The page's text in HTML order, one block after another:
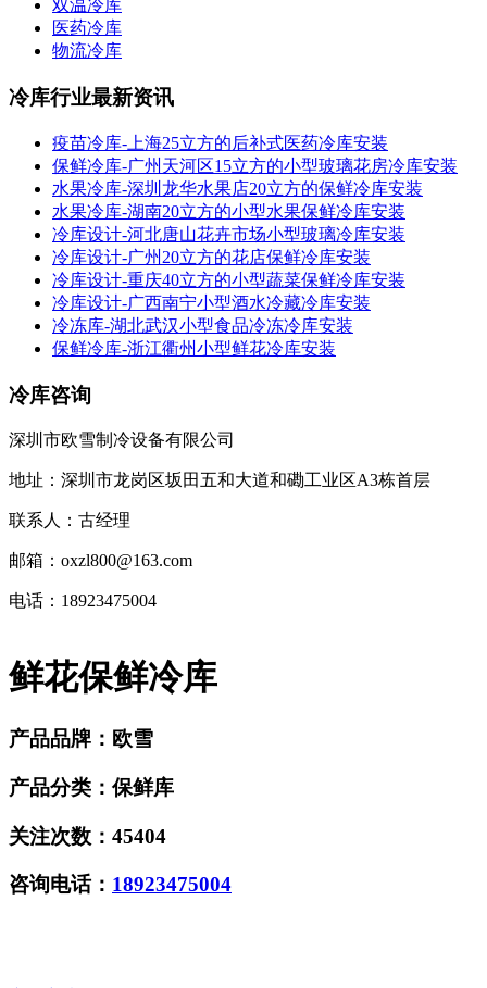
双温冷库
医药冷库
物流冷库
冷库行业最新资讯
疫苗冷库-上海25立方的后补式医药冷库安装
保鲜冷库-广州天河区15立方的小型玻璃花房冷库安装
水果冷库-深圳龙华水果店20立方的保鲜冷库安装
水果冷库-湖南20立方的小型水果保鲜冷库安装
冷库设计-河北唐山花卉市场小型玻璃冷库安装
冷库设计-广州20立方的花店保鲜冷库安装
冷库设计-重庆40立方的小型蔬菜保鲜冷库安装
冷库设计-广西南宁小型酒水冷藏冷库安装
冷冻库-湖北武汉小型食品冷冻冷库安装
保鲜冷库-浙江衢州小型鲜花冷库安装
冷库咨询
深圳市欧雪制冷设备有限公司
地址：深圳市龙岗区坂田五和大道和磡工业区A3栋首层
联系人：古经理
邮箱：oxzl800@163.com
电话：18923475004
鲜花保鲜冷库
产品品牌： 欧雪
产品分类： 保鲜库
关注次数： 45404
咨询电话： 18923475004